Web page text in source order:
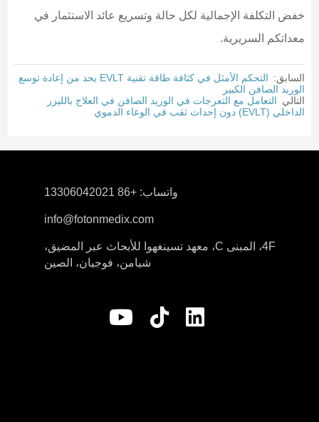
خفض التكلفة الإجمالية لكل حالة وتسريع عائد الاستثمار في
معداتكم السريرية.
السابق:
التحكم الأمثل في كثافة طاقة تقنية EVLT يحد من إعادة توسع
الوريد الصافن الكبير
التالي التعامل مع التعرجات في الوريد الصافن في العلاج بالليزر
الداخلي (EVLT) دون إحداث ثقب في الوعاء الدموي
واتساب: +86 13306042021
info@fotonmedix.com
4F، المبنى C، معهد تسينغهوا للأبحاث عبر المضيق،
شيامن، فوجيان، الصين